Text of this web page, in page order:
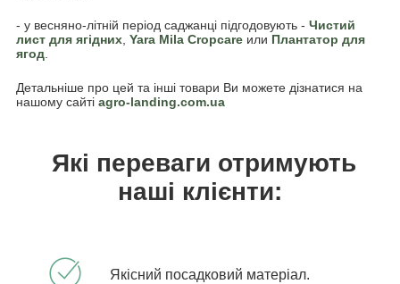
- у весняно-літній період саджанці підгодовують - Чистий
лист для ягідних Yara Mila Cropcare или Плантатор для
ягод
Детальніше про цей та інші товари Ви можете дізнатися на
нашому сайті agro-landing.com.ua
Які переваги отримують
наші клієнти:
Якісний посадковий матеріал.